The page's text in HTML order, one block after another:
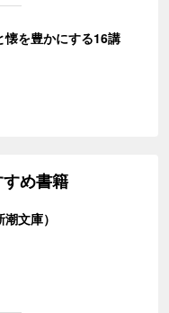
を豊かにする16講
め書籍
文庫）